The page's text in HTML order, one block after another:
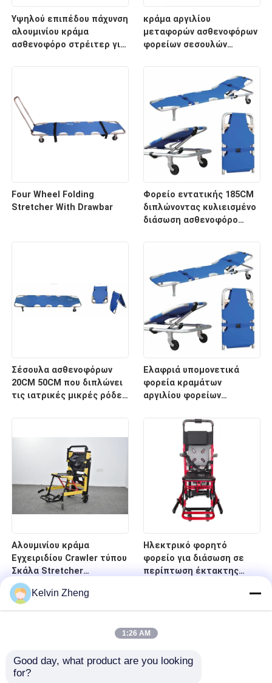
Υψηλού επιπέδου πάχυνση
αλουμινίου κράμα
ασθενοφόρο στρέιτερ για
νοσοκομειακή χρήση
κράμα αργιλίου
μεταφορών ασθενοφόρων
φορείων σεσουλών
Four Wheel Folding
Stretcher With Drawbar
Φορείο εντατικής 185CM
διπλώνοντας κυλιεισμένο
διάσωση ασθενοφόρο
Σέσουλα ασθενοφόρων
20CM 50CM που διπλώνει
τις ιατρικές μικρές ρόδες
Ελαφριά υπομονετικά
φορεία κραμάτων
αργιλίου φορείων
κρεβάτι φορείων
έκτακτης ανάγκης
οπίσθιων στηριγμάτων
Αλουμινίου κράμα
Εγχειριδίου Crawler τύπου
Σκάλα Stretcher
αναδιπλούμενο ελαφρύ
για το νοσοκομείο
μεταφορά ασθενών
Ηλεκτρικό φορητό
φορείο για διάσωση σε
περίπτωση έκτακτης
Kelvin Zheng
1:26 AM
Good day, what product are you looking
for?